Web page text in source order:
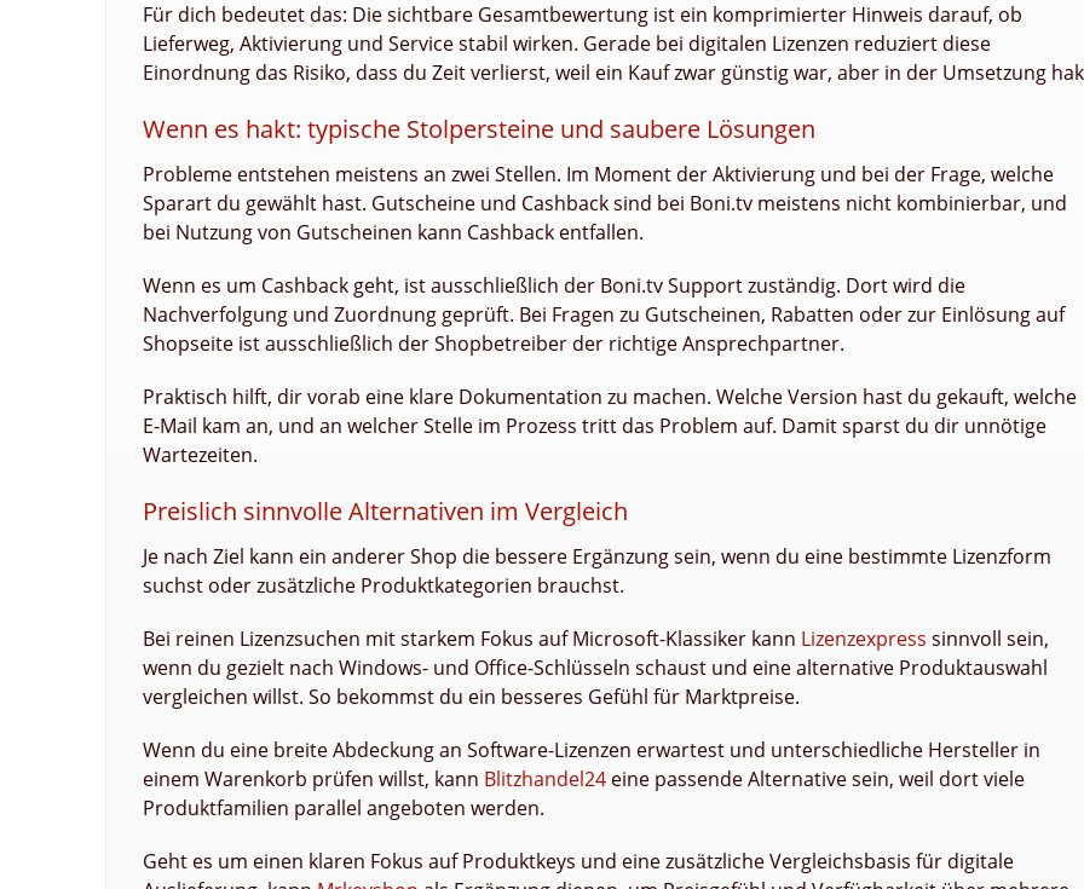
Für dich bedeutet das: Die sichtbare Gesamtbewertung ist ein komprimierter Hinweis darauf, ob
Lieferweg, Aktivierung und Service stabil wirken. Gerade bei digitalen Lizenzen reduziert diese
Einordnung das Risiko, dass du Zeit verlierst, weil ein Kauf zwar günstig war, aber in der Umsetzung
Wenn es hakt: typische Stolpersteine und saubere Lösungen
Probleme entstehen meistens an zwei Stellen. Im Moment der Aktivierung und bei der Frage, welche
Sparart du gewählt hast. Gutscheine und Cashback sind bei Boni.tv meistens nicht kombinierbar, und
bei Nutzung von Gutscheinen kann Cashback entfallen.
Wenn es um Cashback geht, ist ausschließlich der Boni.tv Support zuständig. Dort wird die
Nachverfolgung und Zuordnung geprüft. Bei Fragen zu Gutscheinen, Rabatten oder zur Einlösung auf
Shopseite ist ausschließlich der Shopbetreiber der richtige Ansprechpartner.
Praktisch hilft, dir vorab eine klare Dokumentation zu machen. Welche Version hast du gekauft, welche
E-Mail kam an, und an welcher Stelle im Prozess tritt das Problem auf. Damit sparst du dir unnötige
Wartezeiten.
Preislich sinnvolle Alternativen im Vergleich
Je nach Ziel kann ein anderer Shop die bessere Ergänzung sein, wenn du eine bestimmte Lizenzform
suchst oder zusätzliche Produktkategorien brauchst.
Bei reinen Lizenzsuchen mit starkem Fokus auf Microsoft-Klassiker kann Lizenzexpress sinnvoll sein,
wenn du gezielt nach Windows- und Office-Schlüsseln schaust und eine alternative Produktauswahl
vergleichen willst. So bekommst du ein besseres Gefühl für Marktpreise.
Wenn du eine breite Abdeckung an Software-Lizenzen erwartest und unterschiedliche Hersteller in
einem Warenkorb prüfen willst, kann Blitzhandel24 eine passende Alternative sein, weil dort viele
Produktfamilien parallel angeboten werden.
Geht es um einen klaren Fokus auf Produktkeys und eine zusätzliche Vergleichsbasis für digitale